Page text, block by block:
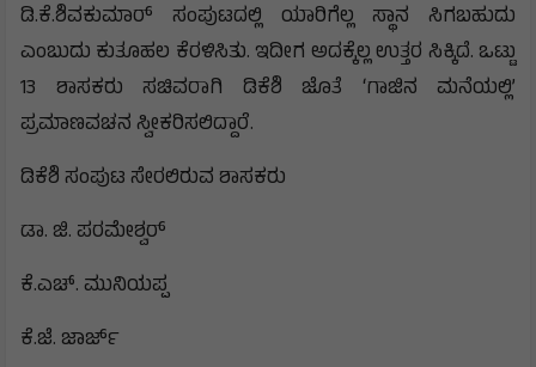
ಡಿ.ಕೆ.ಶಿವಕುಮಾರ್‌ ಸಂಪುಟದಲ್ಲಿ ಯಾರಿಗೆಲ್ಲ ಸ್ಥಾನ ಸಿಗಬಹುದು
ಎಂಬುದು ಕುತೂಹಲ ಕೆರಳಿಸಿತು. ಇದೀಗ ಅದಕ್ಕೆಲ್ಲ ಉತ್ತರ ಸಿಕ್ಕಿದೆ. ಒಟ್ಟು
13 ಶಾಸಕರು ಸಚಿವರಾಗಿ ಡಿಕೆಶಿ ಜೊತೆ ‘ಗಾಜಿನ ಮನೆಯಲ್ಲಿ’
ಪ್ರಮಾಣವಚನ ಸ್ವೀಕರಿಸಲಿದ್ದಾರೆ.
ಡಿಕೆಶಿ ಸಂಪುಟ ಸೇರಲಿರುವ ಶಾಸಕರು
ಡಾ. ಜಿ. ಪರಮೇಶ್ವರ್
ಕೆ.ಎಚ್‌. ಮುನಿಯಪ್ಪ
ಕೆ.ಜೆ. ಜಾರ್ಜ್‌